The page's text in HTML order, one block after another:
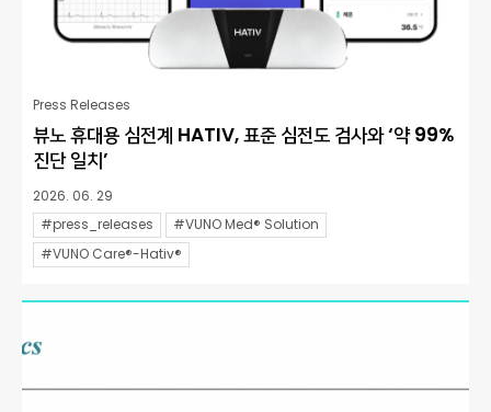
Press Releases
뷰노 휴대용 심전계 HATIV, 표준 심전도 검사와 ‘약 99%
진단 일치’
2026. 06. 29
#press_releases
#VUNO Med® Solution
#VUNO Care®-Hativ®